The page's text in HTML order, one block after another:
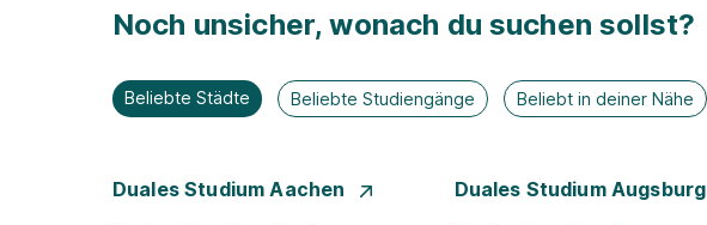
Noch unsicher, wonach du suchen sollst?
Beliebte Städte Beliebte Studiengänge Beliebt in deiner Nähe
Duales Studium Aachen Duales Studium Augsburg